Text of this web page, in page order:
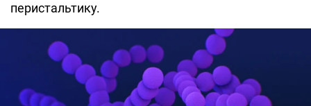
перистальтику.